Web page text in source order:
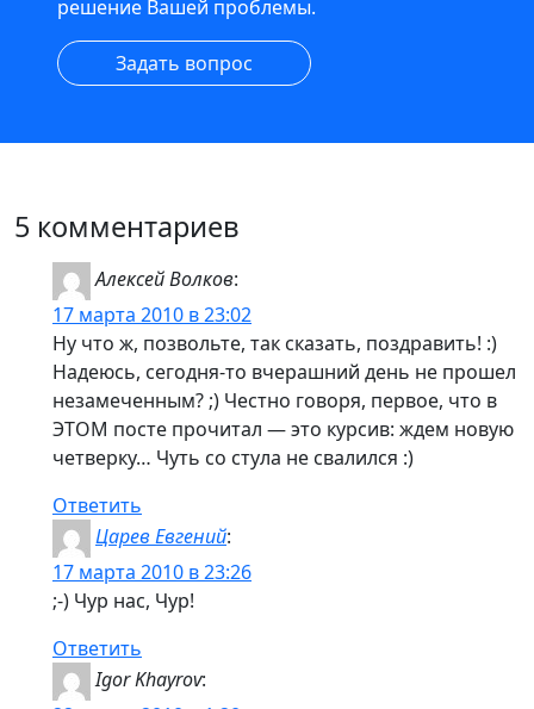
решение Вашей проблемы.
Задать вопрос
5 комментариев
Алексей Волков:
17 марта 2010 в 23:02
Ну что ж, позвольте, так сказать, поздравить! :)
Надеюсь, сегодня-то вчерашний день не прошел
незамеченным? ;) Честно говоря, первое, что в
ЭТОМ посте прочитал — это курсив: ждем новую
четверку… Чуть со стула не свалился :)
Ответить
Царев Евгений:
17 марта 2010 в 23:26
;-) Чур нас, Чур!
Ответить
Igor Khayrov: